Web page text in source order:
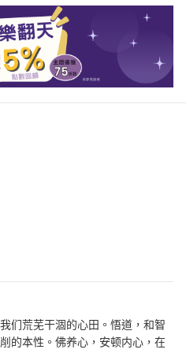
们荒芜干涸的心田。悟道，和智
的本性。佛养心，安顿内心，在